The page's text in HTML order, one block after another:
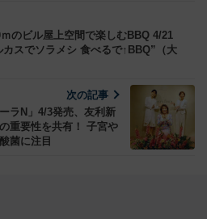
のビル屋上空間で楽しむBBQ 4/21
カスでソラメシ 食べるで↑BBQ”（大
次の記事
ラN」4/3発売、友利新
重要性を共有！ 子宮や
菌に注目